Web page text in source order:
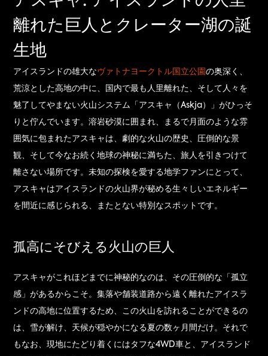
離れた巨人とクレーター湖の誕
生地
アイスランドの雄大なヴァトナヨークトル国立公園の奥深く、
荒涼とした高地の中に、国内で最も人里離れた、そして人々を
魅了してやまない火山システム「アスキャ（Askja）」がひっそ
りと佇んでいます。溶岩砂漠に囲まれ、まるで月面のような雰
囲気に包まれたアスキャは、劇的な火山の歴史、圧倒的な景
観、そして今なお続く地球の神秘に満ちた、旅人を引きつけて
離さない場所です。未知の探検を愛する地学ファンにとって、
アスキャはアイスランドの火山界が秘める生々しいエネルギー
を間近に感じられる、またとない特別なスポットです。
孤高にそびえる火山の巨人
アスキャがこれほどまでに神秘的なのは、その圧倒的な「孤立
感」があるからこそ。集落や舗装道路から遠く離れたアイスラ
ンドの高地に位置するため、この火山を訪れることができるの
は、雪が解け、天候が穏やかになる夏の数ヶ月間だけ。それで
もなお、現地にたどり着くにはタフな4WD車と、アイスランド